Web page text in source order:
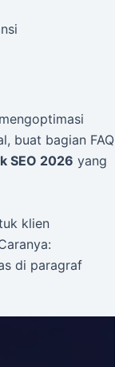
buat bagian FAQ
SEO 2026 yang
klien
di paragraf